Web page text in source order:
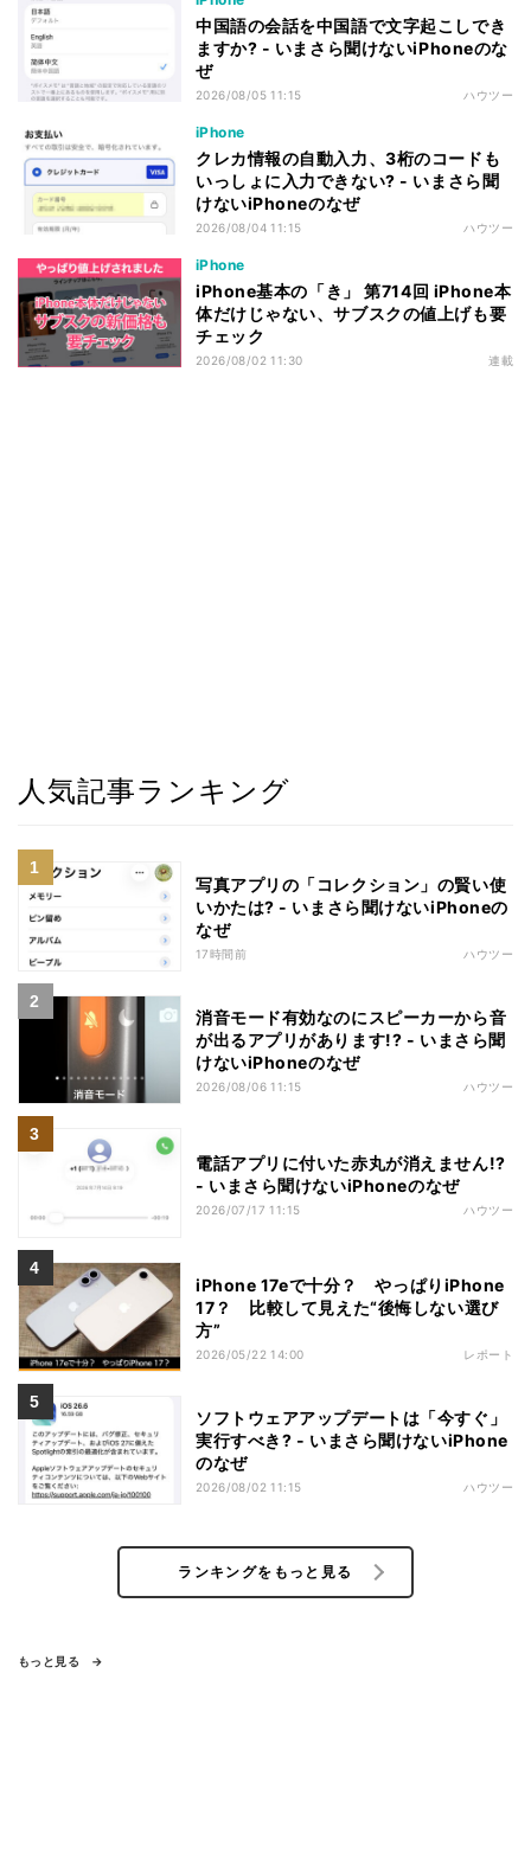
中国語の会話を中国語で文字起こしでき
ますか? - いまさら聞けないiPhoneのな
ぜ
2026/08/05 11:15 ハウツー
iPhone
クレカ情報の自動入力、3桁のコードも
いっしょに入力できない? - いまさら聞
けないiPhoneのなぜ
2026/08/04 11:15 ハウツー
iPhone
iPhone基本の「き」 第714回 iPhone本
体だけじゃない、サブスクの値上げも要
チェック
2026/08/02 11:30 連載
人気記事ランキング
写真アプリの「コレクション」の賢い使
いかたは? - いまさら聞けないiPhoneの
なぜ
17時間前 ハウツー
消音モード有効なのにスピーカーから音
が出るアプリがあります!? - いまさら聞
けないiPhoneのなぜ
2026/08/06 11:15 ハウツー
電話アプリに付いた赤丸が消えません!?
- いまさら聞けないiPhoneのなぜ
2026/07/17 11:15 ハウツー
iPhone 17eで十分？ やっぱりiPhone
17？ 比較して見えた“後悔しない選び
方”
2026/05/22 14:00 レポート
ソフトウェアアップデートは「今すぐ」
実行すべき? - いまさら聞けないiPhone
のなぜ
2026/08/02 11:15 ハウツー
ランキングをもっと見る
もっと見る